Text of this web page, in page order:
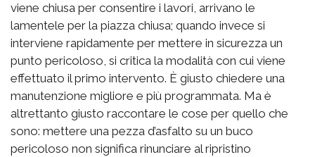
viene chiusa per consentire i lavori, arrivano le
lamentele per la piazza chiusa; quando invece si
interviene rapidamente per mettere in sicurezza un
punto pericoloso, si critica la modalità con cui viene
effettuato il primo intervento. È giusto chiedere una
manutenzione migliore e più programmata. Ma è
altrettanto giusto raccontare le cose per quello che
sono: mettere una pezza d’asfalto su un buco
pericoloso non significa rinunciare al ripristino